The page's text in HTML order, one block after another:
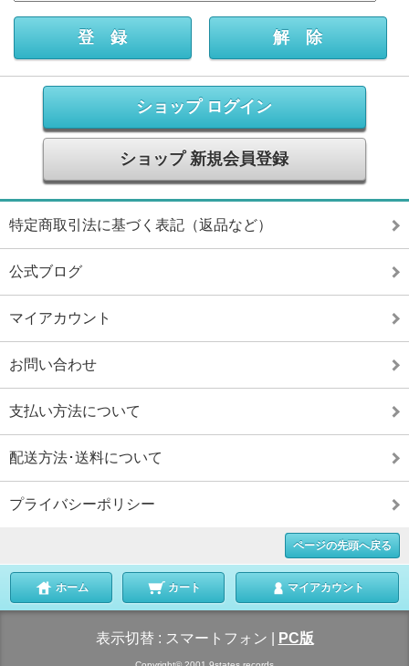
ショップ ログイン
ショップ 新規会員登録
特定商取引法に基づく表記（返品など）
公式ブログ
マイアカウント
お問い合わせ
支払い方法について
配送方法･送料について
プライバシーポリシー
ページの先頭へ戻る
ホーム カート マイアカウント
表示切替 : スマートフォン PC版